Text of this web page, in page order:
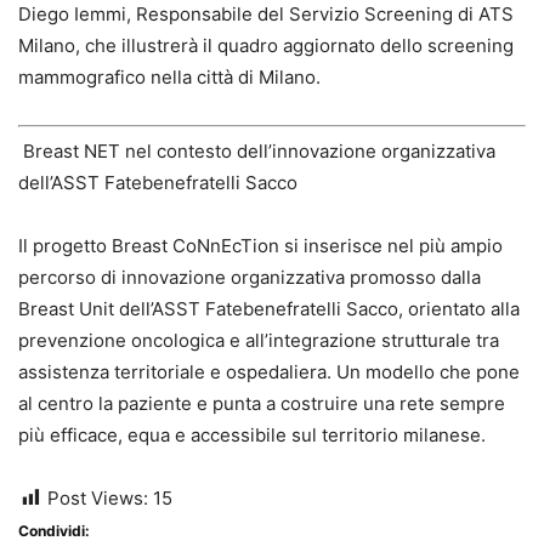
Diego Iemmi, Responsabile del Servizio Screening di ATS
Milano, che illustrerà il quadro aggiornato dello screening
mammografico nella città di Milano.
Breast NET nel contesto dell’innovazione organizzativa
dell’ASST Fatebenefratelli Sacco
Il progetto Breast CoNnEcTion si inserisce nel più ampio
percorso di innovazione organizzativa promosso dalla
Breast Unit dell’ASST Fatebenefratelli Sacco, orientato alla
prevenzione oncologica e all’integrazione strutturale tra
assistenza territoriale e ospedaliera. Un modello che pone
al centro la paziente e punta a costruire una rete sempre
più efficace, equa e accessibile sul territorio milanese.
Post Views: 15
Condividi: